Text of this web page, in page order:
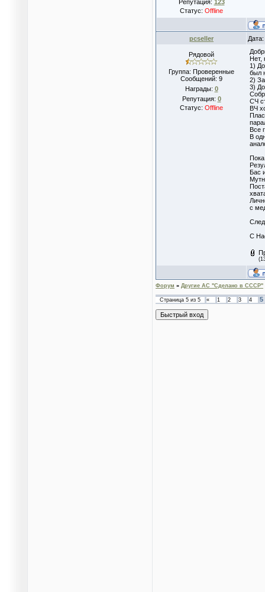
Репутация: 123
Статус: Offline
pcseller
Рядовой
Группа: Проверенные
Сообщений: 9
Награды: 0
Репутация: 0
Статус: Offline
Нет,
1)
был
2)
3)
СЧ
ВЧ
Все
В
Бас
с
С
Форум » Другие АС "Сделано в СССР"
Страница 5 из 5 « 1 2 3 4 5